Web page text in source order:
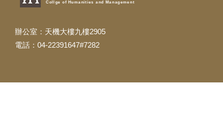
Collge of Humanities and Management
辦公室：天機大樓九樓2905
電話：04-22391647#7282